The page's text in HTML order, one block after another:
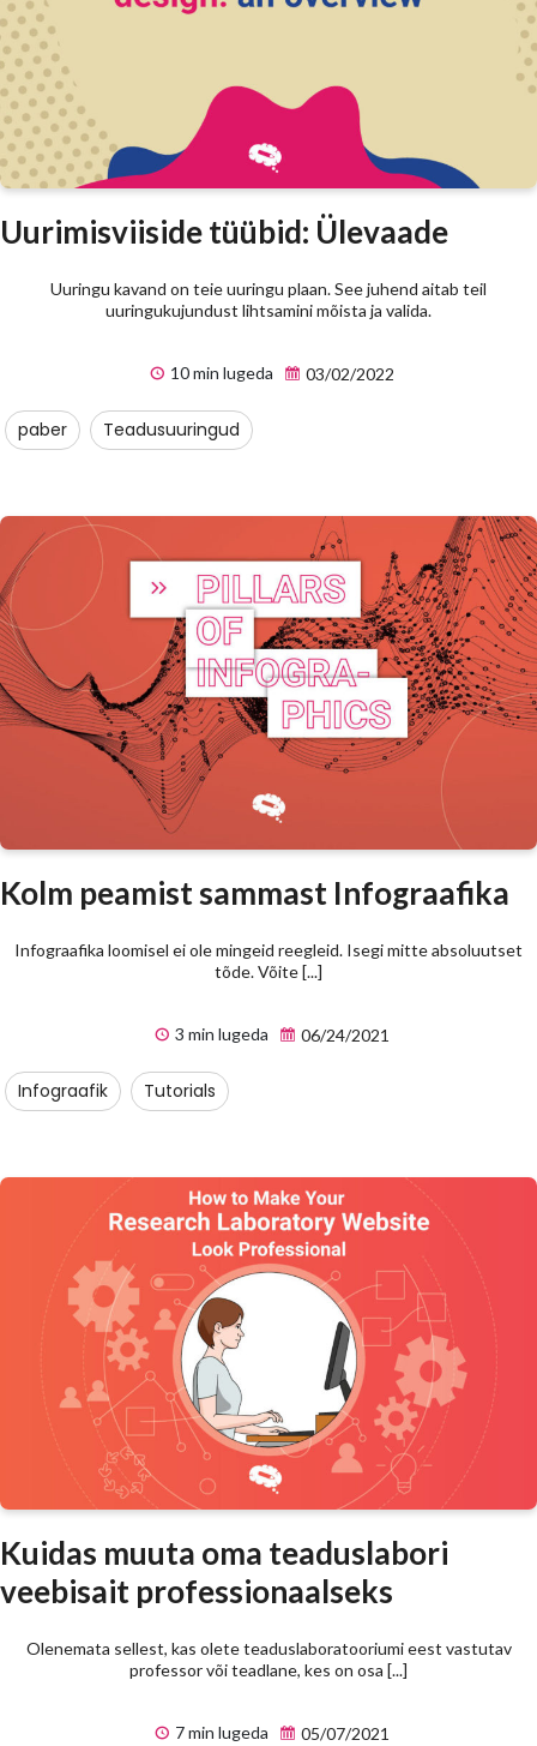
Uurimisviiside tüübid: Ülevaade
Uuringu kavand on teie uuringu plaan. See juhend aitab teil
uuringukujundust lihtsamini mõista ja valida.
10 min lugeda 03/02/2022
paber Teadusuuringud
Kolm peamist sammast Infograafika
Infograafika loomisel ei ole mingeid reegleid. Isegi mitte absoluutset
tõde. Võite [...]
3 min lugeda 06/24/2021
Infograafik Tutorials
Kuidas muuta oma teaduslabori
veebisait professionaalseks
Olenemata sellest, kas olete teaduslaboratooriumi eest vastutav
professor või teadlane, kes on osa [...]
7 min lugeda 05/07/2021